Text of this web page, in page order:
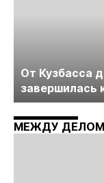
От Кузбасса
завершилась
технологий
Майнинг»
МЕЖДУ ДЕЛОМ